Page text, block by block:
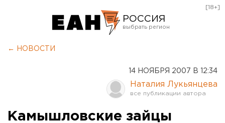
РОССИЯ
Оренбург
[18+]
← НОВОСТИ
14 НОЯБРЯ 2007 В 12:34
Наталия Лукьянцева
Камышловские зайцы